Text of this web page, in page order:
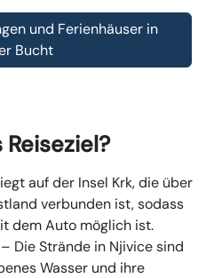
und Ferienhäuser in
Bucht
auf der Insel Krk, die über
verbunden ist, sodass
dem Auto möglich ist.
– Die Strände in Njivice sind
Wasser und ihre